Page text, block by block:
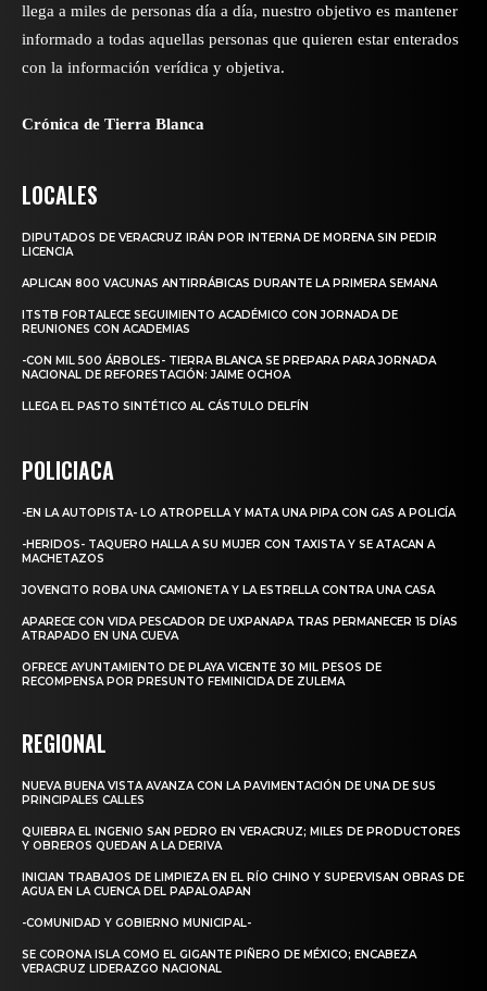
llega a miles de personas día a día, nuestro objetivo es mantener
informado a todas aquellas personas que quieren estar enterados
con la información verídica y objetiva.
Crónica de Tierra Blanca
LOCALES
DIPUTADOS DE VERACRUZ IRÁN POR INTERNA DE MORENA SIN PEDIR
LICENCIA
APLICAN 800 VACUNAS ANTIRRÁBICAS DURANTE LA PRIMERA SEMANA
ITSTB FORTALECE SEGUIMIENTO ACADÉMICO CON JORNADA DE
REUNIONES CON ACADEMIAS
-CON MIL 500 ÁRBOLES- TIERRA BLANCA SE PREPARA PARA JORNADA
NACIONAL DE REFORESTACIÓN: JAIME OCHOA
LLEGA EL PASTO SINTÉTICO AL CÁSTULO DELFÍN
POLICIACA
-EN LA AUTOPISTA- LO ATROPELLA Y MATA UNA PIPA CON GAS A POLICÍA
-HERIDOS- TAQUERO HALLA A SU MUJER CON TAXISTA Y SE ATACAN A
MACHETAZOS
JOVENCITO ROBA UNA CAMIONETA Y LA ESTRELLA CONTRA UNA CASA
APARECE CON VIDA PESCADOR DE UXPANAPA TRAS PERMANECER 15 DÍAS
ATRAPADO EN UNA CUEVA
OFRECE AYUNTAMIENTO DE PLAYA VICENTE 30 MIL PESOS DE
RECOMPENSA POR PRESUNTO FEMINICIDA DE ZULEMA
REGIONAL
NUEVA BUENA VISTA AVANZA CON LA PAVIMENTACIÓN DE UNA DE SUS
PRINCIPALES CALLES
QUIEBRA EL INGENIO SAN PEDRO EN VERACRUZ; MILES DE PRODUCTORES
Y OBREROS QUEDAN A LA DERIVA
INICIAN TRABAJOS DE LIMPIEZA EN EL RÍO CHINO Y SUPERVISAN OBRAS DE
AGUA EN LA CUENCA DEL PAPALOAPAN
-COMUNIDAD Y GOBIERNO MUNICIPAL-
SE CORONA ISLA COMO EL GIGANTE PIÑERO DE MÉXICO; ENCABEZA
VERACRUZ LIDERAZGO NACIONAL